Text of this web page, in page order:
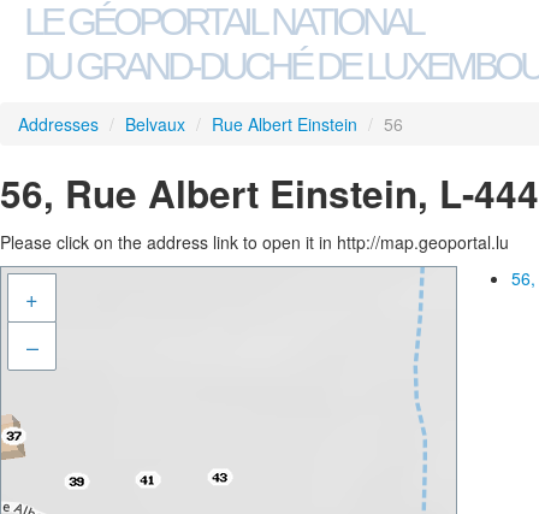
LE GÉOPORTAIL NATIONAL
DU GRAND-DUCHÉ DE
Addresses / Belvaux / Rue Albert Einstein / 56
56, Rue Albert Einstein, L-
Please click on the address link to open it in http://map.geoportal.lu
+
–